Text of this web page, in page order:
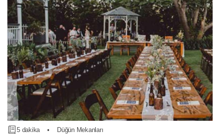
5 dakika • Düğün Mekanları